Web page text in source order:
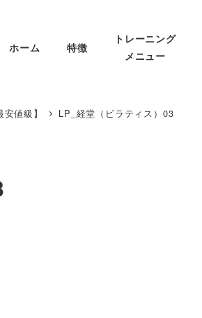
ホーム 特徴
トレーニング
メニュー
値級】 LP_経堂（ピラティス）03